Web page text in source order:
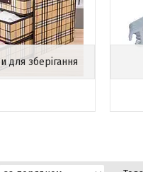
для зберігання